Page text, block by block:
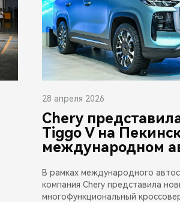
28 апреля 2026
Chery
Tiggo V на
международном
В рамках международного
компания Chery представила
многофункциональный